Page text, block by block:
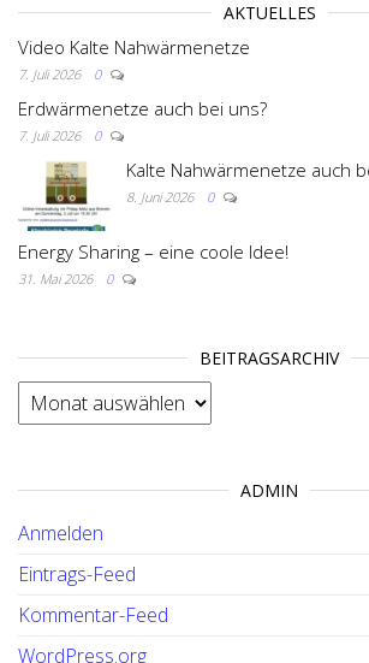
AKTUELLES
Video Kalte Nahwärmenetze
7. Juli 2026 0
Erdwärmenetze auch bei uns?
7. Juli 2026 0
Kalte Nahwärmenetze auch
8. Juni 2026 0
Energy Sharing – eine coole Idee!
31. Mai 2026 0
BEITRAGSARCHIV
BEITRAGSARCHIV
ADMIN
Anmelden
Eintrags-Feed
Kommentar-Feed
WordPress.org